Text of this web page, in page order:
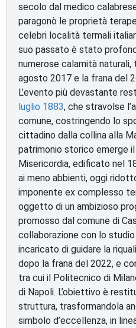
secolo dal medico
paragonò le proprietà
celebri località termali
suo passato è stato
numerose calamità
agosto 2017 e la frana del
L’evento più devastante
luglio 1883, che stravolse
comune, costringendo lo
cittadino dalla collina alla
patrimonio storico emerge
Misericordia, edificato nel
ai meno abbienti, oggi
imponente ex complesso
oggetto di un ambizioso
promosso dal comune di
collaborazione con lo
incaricato di guidare la
dopo la frana del 2022, e
tra cui il Politecnico di
di Napoli. L’obiettivo è
struttura, trasformandola
simbolo d’eccellenza, in